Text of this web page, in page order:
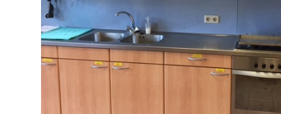
Foto voor de verbouwing